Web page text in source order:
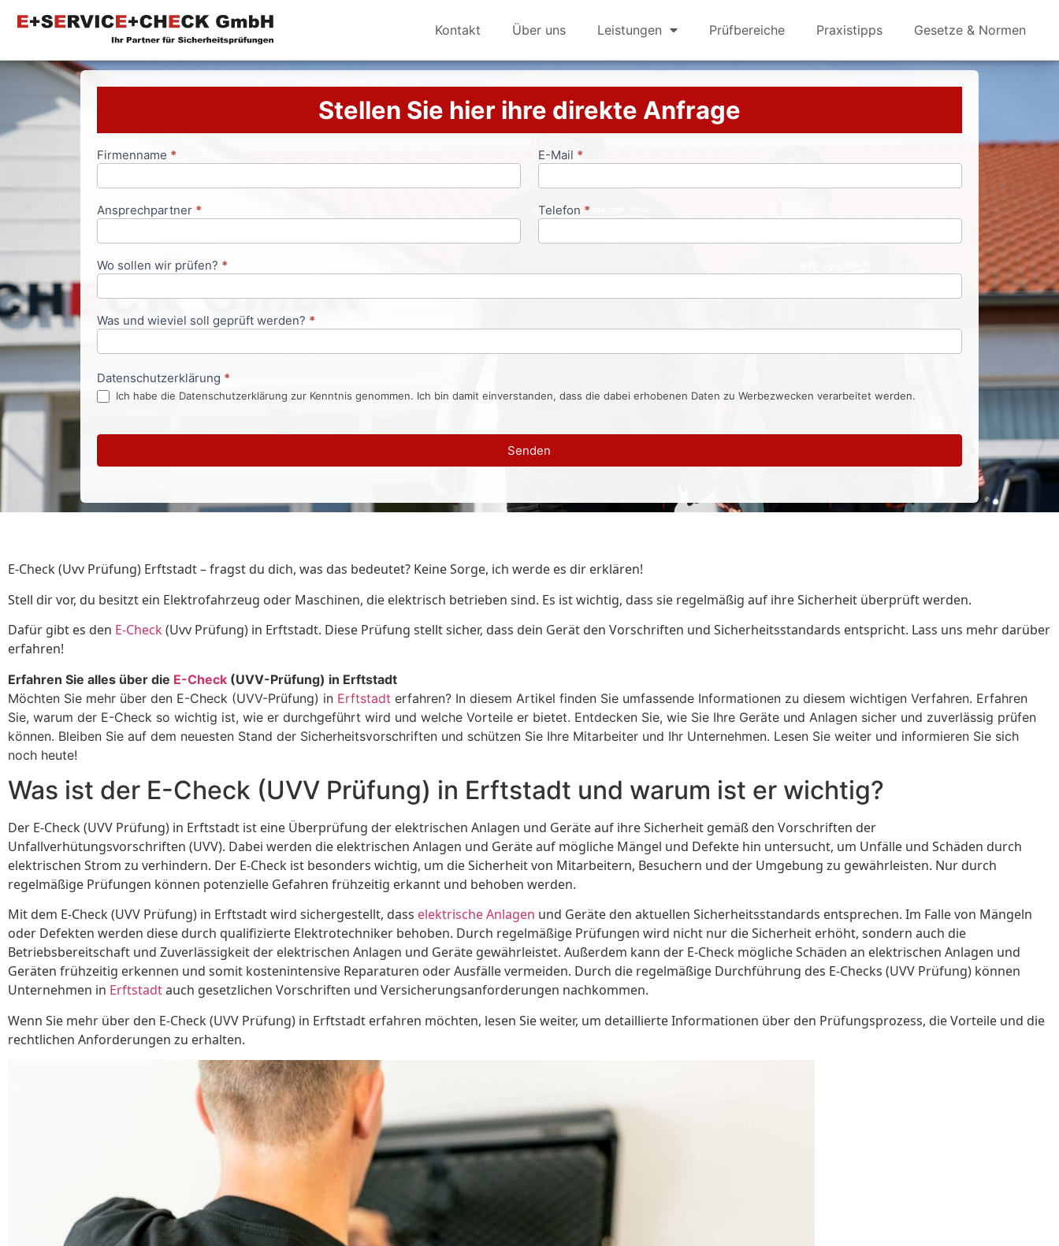
Kontakt Über uns Leistungen Prüfbereiche Praxistipps Gesetze & Normen
Stellen Sie hier ihre direkte Anfrage
Anfrageformular
Firmenname * E-Mail *
Ansprechpartner * Telefon *
Wo sollen wir prüfen? *
Was und wieviel soll geprüft werden? *
Datenschutzerklärung *
Ich habe die Datenschutzerklärung zur Kenntnis genommen. Ich bin damit einverstanden, dass die dabei erhobenen Daten zu Werbezwecken verarbeitet werden.
Senden
E-Check (Uvv Prüfung) Erftstadt – fragst du dich, was das bedeutet? Keine Sorge, ich werde es dir erklären!
Stell dir vor, du besitzt ein Elektrofahrzeug oder Maschinen, die elektrisch betrieben sind. Es ist wichtig, dass sie regelmäßig auf ihre Sicherheit überprüft werden.
Dafür gibt es den E-Check(Uvv Prüfung) in Erftstadt. Diese Prüfung stellt sicher, dass dein Gerät den Vorschriften und Sicherheitsstandards entspricht. Lass uns mehr darüber
erfahren!
Erfahren Sie alles über die E-Check (UVV-Prüfung) in Erftstadt
Möchten Sie mehr über den E-Check (UVV-Prüfung) in Erftstadt erfahren? In diesem Artikel finden Sie umfassende Informationen zu diesem wichtigen Verfahren. Erfahren
Sie, warum der E-Check so wichtig ist, wie er durchgeführt wird und welche Vorteile er bietet. Entdecken Sie, wie Sie Ihre Geräte und Anlagen sicher und zuverlässig prüfen
können. Bleiben Sie auf dem neuesten Stand der Sicherheitsvorschriften und schützen Sie Ihre Mitarbeiter und Ihr Unternehmen. Lesen Sie weiter und informieren Sie sich
noch heute!
Was ist der E-Check (UVV Prüfung) in Erftstadt und warum ist er wichtig?
Der E-Check (UVV Prüfung) in Erftstadt ist eine Überprüfung der elektrischen Anlagen und Geräte auf ihre Sicherheit gemäß den Vorschriften der
Unfallverhütungsvorschriften (UVV). Dabei werden die elektrischen Anlagen und Geräte auf mögliche Mängel und Defekte hin untersucht, um Unfälle und Schäden durch
elektrischen Strom zu verhindern. Der E-Check ist besonders wichtig, um die Sicherheit von Mitarbeitern, Besuchern und der Umgebung zu gewährleisten. Nur durch
regelmäßige Prüfungen können potenzielle Gefahren frühzeitig erkannt und behoben werden.
Mit dem E-Check (UVV Prüfung) in Erftstadt wird sichergestellt, dass elektrische Anlagen und Geräte den aktuellen Sicherheitsstandards entsprechen. Im Falle von Mängeln
oder Defekten werden diese durch qualifizierte Elektrotechniker behoben. Durch regelmäßige Prüfungen wird nicht nur die Sicherheit erhöht, sondern auch die
Betriebsbereitschaft und Zuverlässigkeit der elektrischen Anlagen und Geräte gewährleistet. Außerdem kann der E-Check mögliche Schäden an elektrischen Anlagen und
Geräten frühzeitig erkennen und somit kostenintensive Reparaturen oder Ausfälle vermeiden. Durch die regelmäßige Durchführung des E-Checks (UVV Prüfung) können
Unternehmen in Erftstadtauch gesetzlichen Vorschriften und Versicherungsanforderungen nachkommen.
Wenn Sie mehr über den E-Check (UVV Prüfung) in Erftstadt erfahren möchten, lesen Sie weiter, um detaillierte Informationen über den Prüfungsprozess, die Vorteile und die
rechtlichen Anforderungen zu erhalten.